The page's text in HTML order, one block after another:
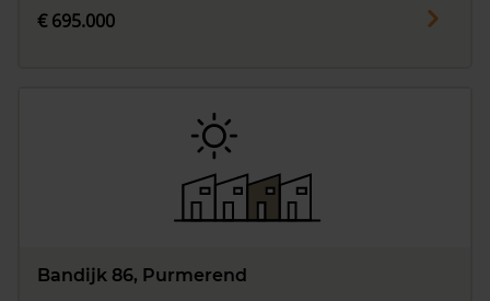
€ 695.000
Bandijk 86, Purmerend